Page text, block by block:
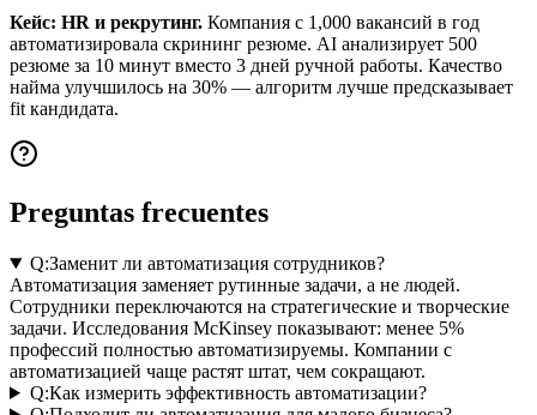
Кейс: HR и рекрутинг. Компания с 1,000 вакансий в год
автоматизировала скрининг резюме. AI анализирует 500
резюме за 10 минут вместо 3 дней ручной работы. Качество
найма улучшилось на 30% — алгоритм лучше предсказывает
fit кандидата.
Preguntas frecuentes
Q:Заменит ли автоматизация сотрудников?
Автоматизация заменяет рутинные задачи, а не людей.
Сотрудники переключаются на стратегические и творческие
задачи. Исследования McKinsey показывают: менее 5%
профессий полностью автоматизируемы. Компании с
автоматизацией чаще растят штат, чем сокращают.
Q:Как измерить эффективность автоматизации?